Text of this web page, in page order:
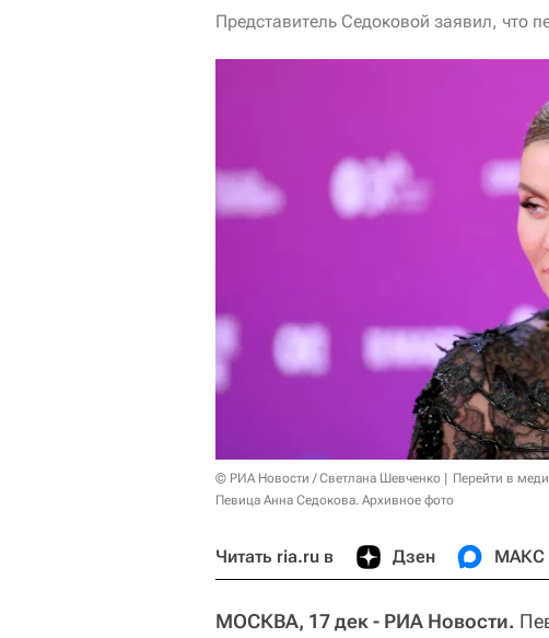
Представитель Седоковой заявил, что
© РИА Новости / Светлана Шевченко
Перейти в
Певица Анна Седокова. Архивное фото
Читать ria.ru в Дзен МАКС
МОСКВА, 17 дек - РИА Новости.